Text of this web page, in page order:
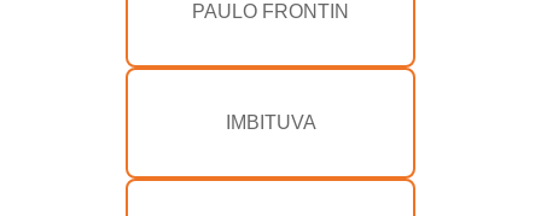
PAULO FRONTIN
IMBITUVA